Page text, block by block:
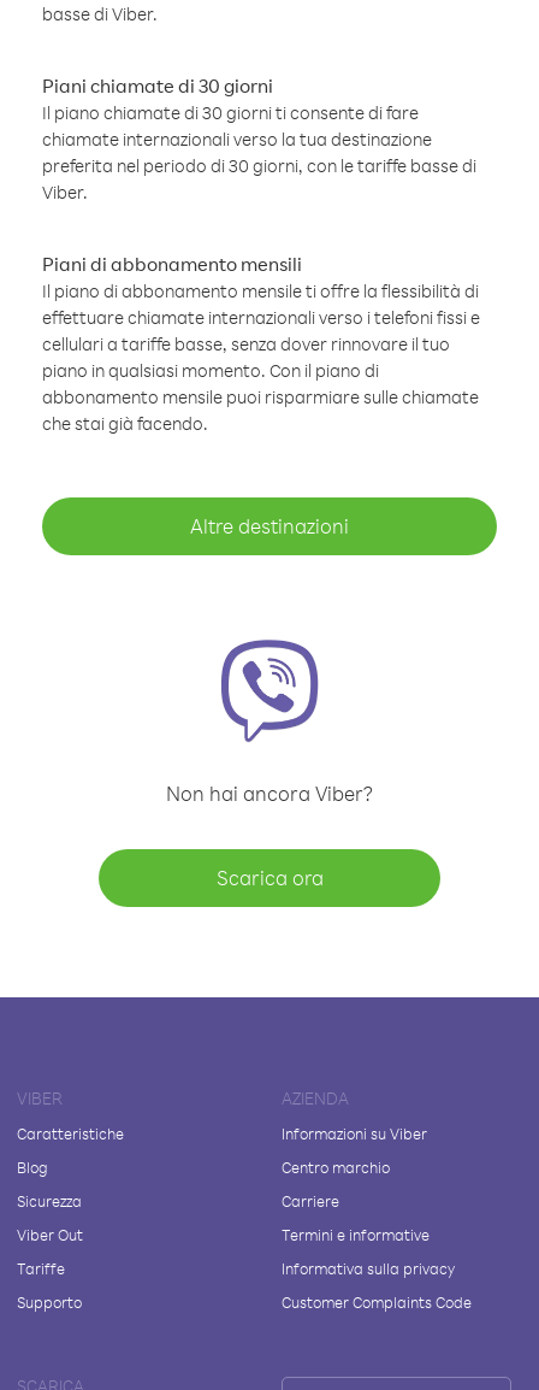
basse di Viber.
Piani chiamate di 30 giorni
Il piano chiamate di 30 giorni ti consente di fare
chiamate internazionali verso la tua destinazione
preferita nel periodo di 30 giorni, con le tariffe basse di
Viber.
Piani di abbonamento mensili
Il piano di abbonamento mensile ti offre la flessibilità di
effettuare chiamate internazionali verso i telefoni fissi e
cellulari a tariffe basse, senza dover rinnovare il tuo
piano in qualsiasi momento. Con il piano di
abbonamento mensile puoi risparmiare sulle chiamate
che stai già facendo.
Altre destinazioni
Non hai ancora Viber?
Scarica ora
VIBER
Caratteristiche
Blog
Sicurezza
Viber Out
Tariffe
Supporto
AZIENDA
Informazioni su Viber
Centro marchio
Carriere
Termini e informative
Informativa sulla privacy
Customer Complaints Code
SCARICA